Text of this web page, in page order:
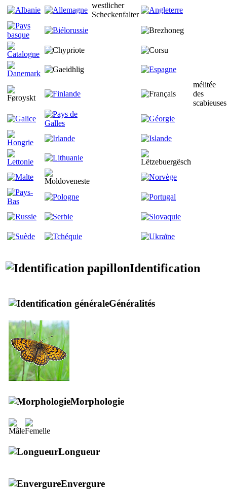
westlicher
Scheckenfalter
mélitée
des
scabieuses
Identification
Généralités
Morphologie
Longueur
Envergure